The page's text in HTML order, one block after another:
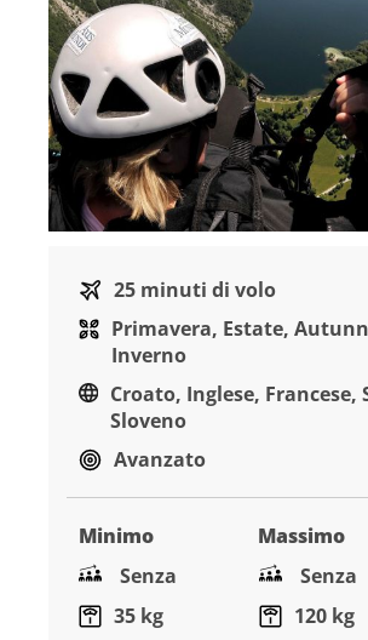
all'inizio
galleria
immagini
25 minuti di volo
Primavera, Estate,
Inverno
Croato, Inglese, Francese,
Sloveno
Avanzato
Minimo
Massimo
Senza
Senza
35 kg
120 kg